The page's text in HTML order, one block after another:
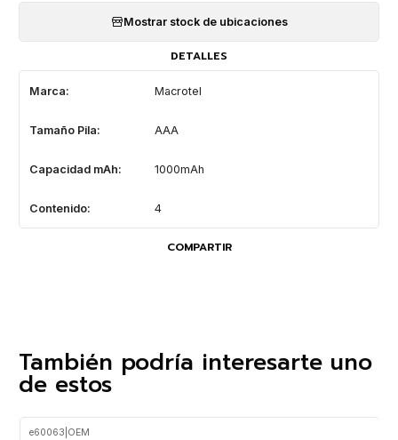
Mostrar stock de ubicaciones
DETALLES
Marca: Macrotel
Tamaño Pila: AAA
Capacidad mAh: 1000mAh
Contenido: 4
COMPARTIR
También podría interesarte uno
de estos
e60063 OEM